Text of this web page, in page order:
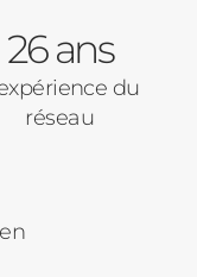
26 ans
du
réseau